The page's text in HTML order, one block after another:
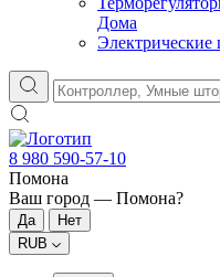
Дома
8 980 590-57-10
Помона
Ваш город — Помона?
RUB